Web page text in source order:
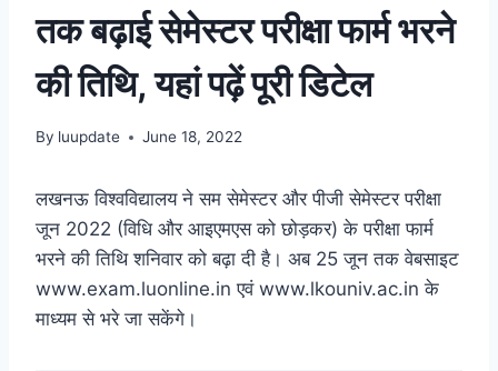
तक बढ़ाई सेमेस्टर परीक्षा फार्म भरने
की तिथि, यहां पढ़ें पूरी डिटेल
By luupdate June 18, 2022
लखनऊ विश्वविद्यालय ने सम सेमेस्टर और पीजी सेमेस्टर परीक्षा
जून 2022 (विधि और आइएमएस को छोड़कर) के परीक्षा फार्म
भरने की तिथि शनिवार को बढ़ा दी है। अब 25 जून तक वेबसाइट
www.exam.luonline.in एवं www.lkouniv.ac.in के
माध्यम से भरे जा सकेंगे।